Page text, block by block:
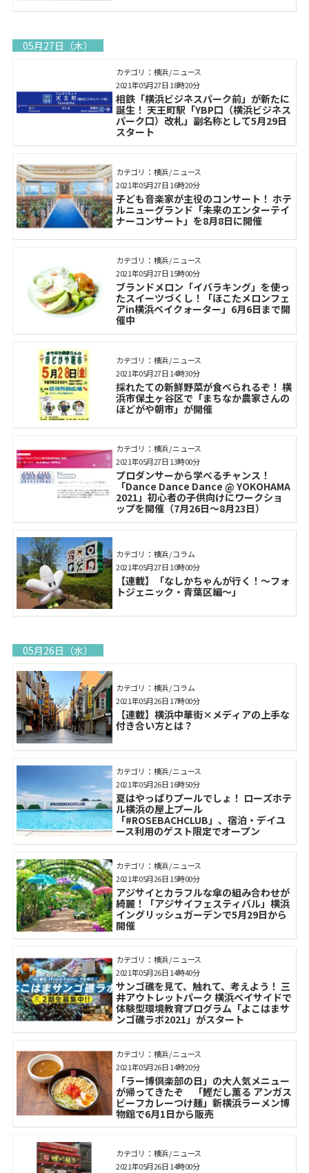
05月27日（木）
カテゴリ： 横浜 / ニュース
相鉄「横浜ビジネスパーク前」が新たに
誕生！ 天王町駅「YBP口（横浜ビジネス
パーク口）改札」副名称として5月29日
スタート
2021年05月27日 18時20分
カテゴリ： 横浜 / ニュース
子ども音楽家が主役のコンサート！ ホテ
ルニューグランド「未来のエンターテイ
ナーコンサート」を8月8日に開催
2021年05月27日 16時20分
カテゴリ： 横浜 / ニュース
ブランドメロン「イバラキング」を使っ
たスイーツづくし！「ほこたメロンフェ
アin横浜ベイクォーター」6月6日まで開
催中
2021年05月27日 15時00分
カテゴリ： 横浜 / ニュース
採れたての新鮮野菜が食べられるぞ！ 横
浜市保土ヶ谷区で「まちなか農家さんの
ほどがや朝市」が開催
2021年05月27日 14時30分
カテゴリ： 横浜 / ニュース
プロダンサーから学べるチャンス！
「Dance Dance Dance @ YOKOHAMA
2021」初心者の子供向けにワークショ
ップを開催（7月26日～8月23日）
2021年05月27日 13時00分
カテゴリ： 横浜 / コラム
【連載】「なしかちゃんが行く！～フォ
トジェニック・青葉区編～」
2021年05月27日 10時00分
05月26日（水）
カテゴリ： 横浜 / コラム
【連載】横浜中華街×メディアの上手な
付き合い方とは？
2021年05月26日 17時00分
カテゴリ： 横浜 / ニュース
夏はやっぱりプールでしょ！ ローズホテ
ル横浜の屋上プール
「#ROSEBACHCLUB」、宿泊・デイユ
ース利用のゲスト限定でオープン
2021年05月26日 16時50分
カテゴリ： 横浜 / ニュース
アジサイとカラフルな傘の組み合わせが
綺麗！「アジサイフェスティバル」横浜
イングリッシュガーデンで5月29日から
開催
2021年05月26日 15時00分
カテゴリ： 横浜 / ニュース
サンゴ礁を見て、触れて、考えよう！ 三
井アウトレットパーク 横浜ベイサイドで
体験型環境教育プログラム「よこはまサ
ンゴ礁ラボ2021」がスタート
2021年05月26日 14時40分
カテゴリ： 横浜 / ニュース
「ラー博倶楽部の日」の大人気メニュー
が帰ってきたぞ 「鰹だし薫る アンガス
ビーフカレーつけ麺」新横浜ラーメン博
物館で6月1日から販売
2021年05月26日 14時20分
カテゴリ： 横浜 / ニュース
2021年05月26日 14時00分